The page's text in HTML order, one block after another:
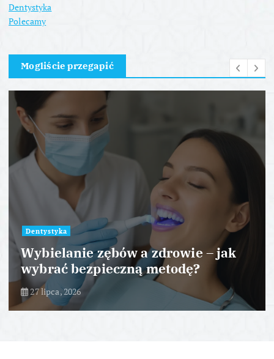
Dentystyka
Polecamy
Mogliście przegapić
Dentystyka
Wybielanie zębów a zdrowie – jak
wybrać bezpieczną metodę?
27 lipca, 2026